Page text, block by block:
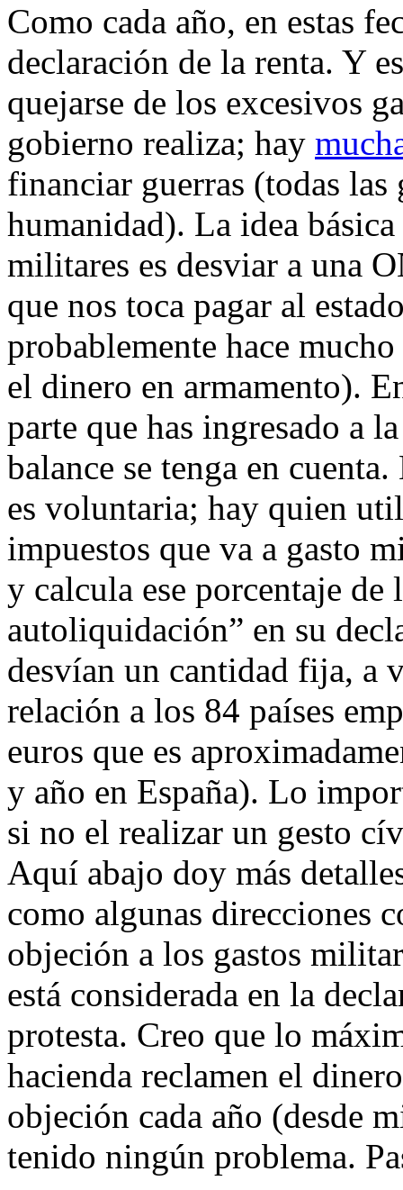
Como cada año, en estas
declaración de la renta. Y
quejarse de los excesivos
gobierno realiza; hay
financiar guerras (todas
humanidad). La idea
militares es desviar a una
que nos toca pagar al
probablemente hace
el dinero en armamento).
parte que has ingresado a
balance se tenga en
es voluntaria; hay quien
impuestos que va a gasto
y calcula ese porcentaje de
autoliquidación” en su
desvían un cantidad fija, a
relación a los 84 países
euros que es
y año en España). Lo
si no el realizar un gesto
Aquí abajo doy más
como algunas direcciones
objeción a los gastos
está considerada en la
protesta. Creo que lo
hacienda reclamen el
objeción cada año (desde
tenido ningún problema.